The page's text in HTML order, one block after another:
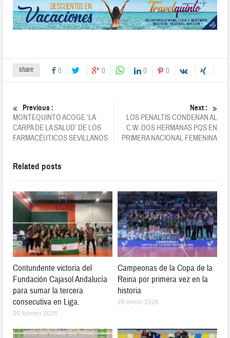
share 0 0 0 0
Previous :
MONTEQUINTO ACOGE ‘LA
CARPA DE LA SALUD’ DE LOS
FARMACÉUTICOS SEVILLANOS
Next :
LOS PENALTIS CONDENAN AL
C.W. DOS HERMANAS PQS EN
PRIMERA NACIONAL FEMENINA
Related posts
Contundente victoria del
Fundación Cajasol Andalucía
para sumar la tercera
consecutiva en Liga.
09 febrero 2026
Campeonas de la Copa de la
Reina por primera vez en la
historia
26 enero 2026